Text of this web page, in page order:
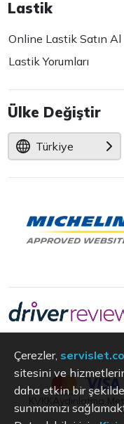
Lastik
Online Lastik Satın Al
Lastik Yorumları
Ülke Değiştir
Türkiye
Aydınlatma
Çerezler,
sitesini ve
daha etkin bir şekilde
sunmamızı